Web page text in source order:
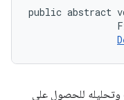
public abstract
وتحليله للحصول على